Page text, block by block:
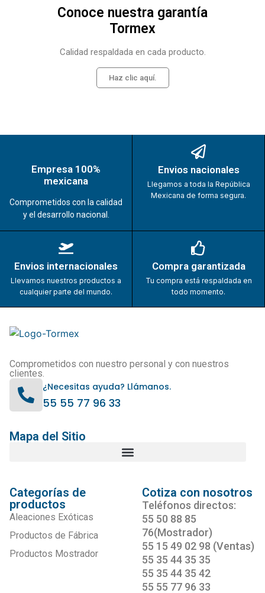
Conoce nuestra garantía
Tormex
Calidad respaldada en cada producto.
Haz clic aquí.
Empresa 100%
mexicana
Comprometidos con la calidad
y el desarrollo nacional.
Envios nacionales
Llegamos a toda la República
Mexicana de forma segura.
Envios internacionales
Llevamos nuestros productos a
cualquier parte del mundo.
Compra garantizada
Tu compra está respaldada en
todo momento.
Comprometidos con nuestro personal y con nuestros
clientes.
¿Necesitas ayuda? Llámanos.
55 55 77 96 33
Mapa del Sitio
Categorías de
productos
Aleaciones Exóticas
Productos de Fábrica
Productos Mostrador
Cotiza con nosotros
Teléfonos directos:
55 50 88 85
76(Mostrador)
55 15 49 02 98 (Ventas)
55 35 44 35 35
55 35 44 35 42
55 55 77 96 33